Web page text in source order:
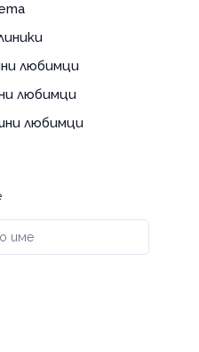
любимци
любимци
любимци